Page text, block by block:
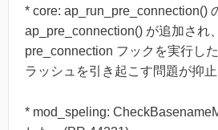
* core: ap_run_pre_connection()
ap_pre_connection() が追加され
pre_connection フックを実行し
ラッシュを引き起こす問題が抑止
* mod_speling: